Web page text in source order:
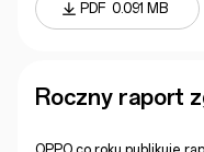
PDF 0.091 MB
Roczny raport